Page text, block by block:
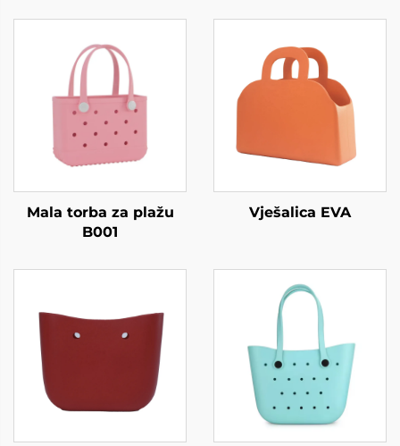
Mala torba za plažu
B001
Vješalica EVA